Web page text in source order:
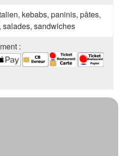
kebabs, paninis, pâtes,
salades, sandwiches
: